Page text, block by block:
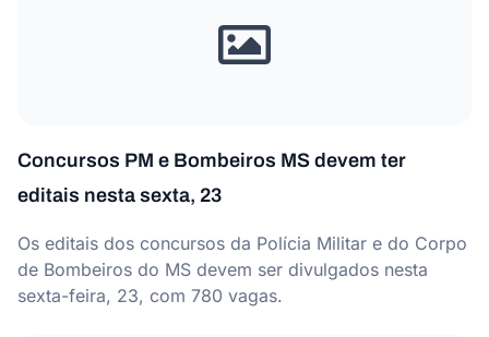
Concursos PM e Bombeiros MS devem ter
editais nesta sexta, 23
Os editais dos concursos da Polícia Militar e do Corpo
de Bombeiros do MS devem ser divulgados nesta
sexta-feira, 23, com 780 vagas.